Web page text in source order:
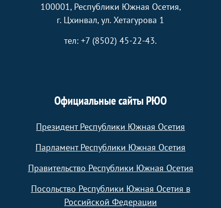
100001, Республики Южная Осетия,
г. Цхинвал, ул. Хетагурова 1
тел: +7 (8502) 45-22-43.
Официальные сайты РЮО
Президент Республики Южная Осетия
Парламент Республики Южная Осетия
Правительство Республики Южная Осетия
Посольство Республики Южная Осетия в
Российской Федерации